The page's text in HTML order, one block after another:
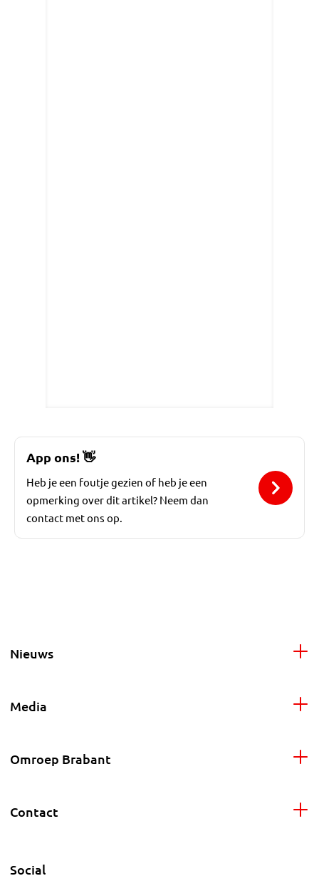
App ons!👋
Heb je een foutje gezien of heb je een
opmerking over dit artikel? Neem dan
contact met ons op.
Nieuws
Media
Omroep Brabant
Contact
Social